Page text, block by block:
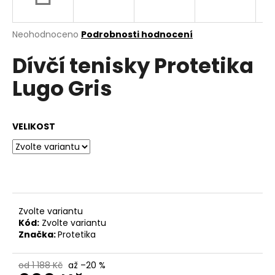
Průměrné
produktu
je
0,0
Neohodnoceno Podrobnosti hodnocení
Dívčí tenisky Protetika
Lugo Gris
VELIKOST
Zvolte variantu
Kód: Zvolte variantu
Značka:Protetika
od 1 188 Kč až –20 %
j
t
?
D
o
p
o
r
u